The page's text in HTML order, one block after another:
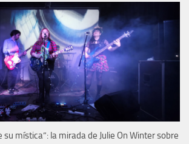
su mística”: la mirada de Julie On Winter sobre